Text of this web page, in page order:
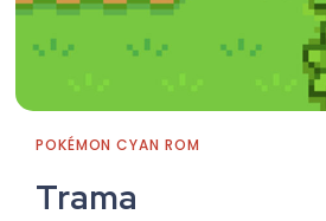
POKÉMON CYAN ROM
Trama